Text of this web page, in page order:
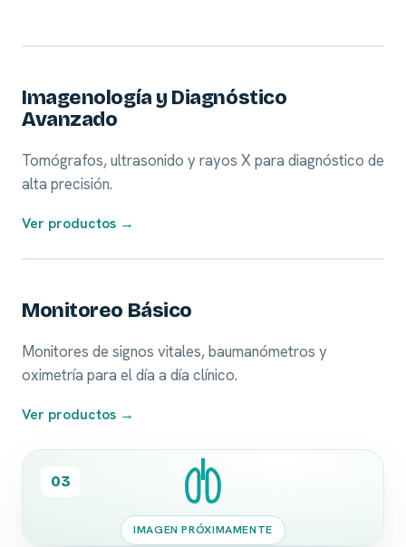
Imagenología y Diagnóstico
Avanzado
Tomógrafos, ultrasonido y rayos X para diagnóstico de
alta precisión.
Ver productos →
Monitoreo Básico
Monitores de signos vitales, baumanómetros y
oximetría para el día a día clínico.
Ver productos →
03
IMAGEN PRÓXIMAMENTE